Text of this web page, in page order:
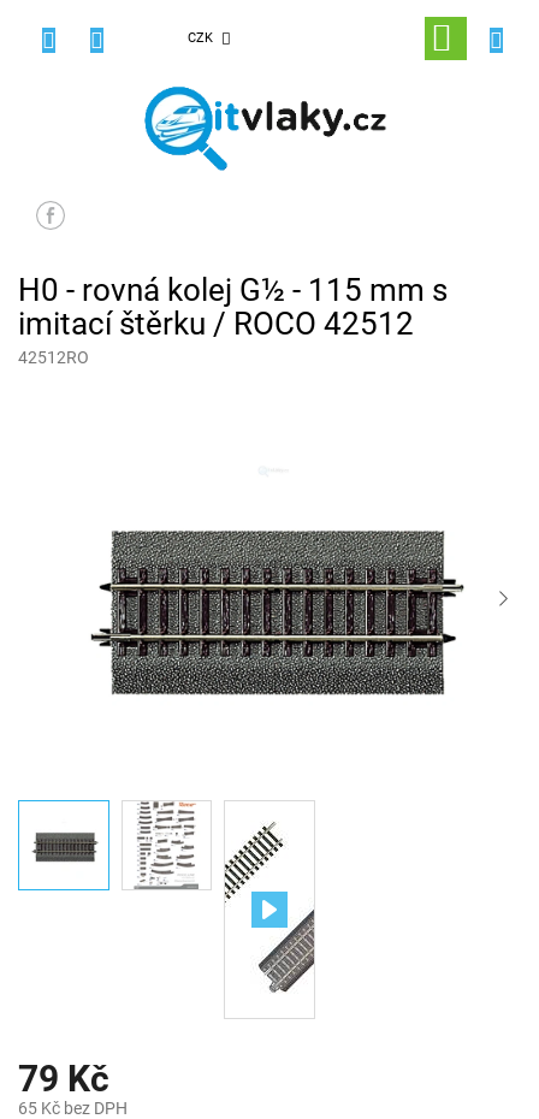
CZK
NÁKUPNÍ
KOŠÍK
H0 - rovná kolej G½ - 115 mm s
imitací štěrku / ROCO 42512
42512RO
79 Kč
65 Kč bez DPH